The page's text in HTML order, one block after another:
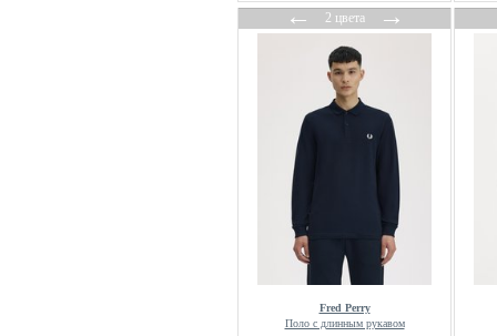
←2 цвета→
Fred Perry
Поло с длинным рукавом